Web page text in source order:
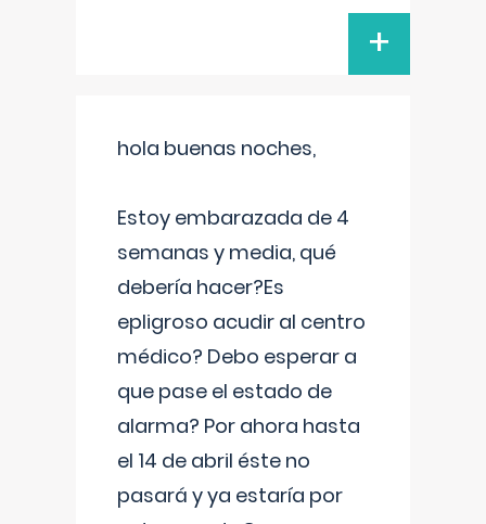
+
hola buenas noches,
Estoy embarazada de 4
semanas y media, qué
debería hacer?Es
epligroso acudir al centro
médico? Debo esperar a
que pase el estado de
alarma? Por ahora hasta
el 14 de abril éste no
pasará y ya estaría por